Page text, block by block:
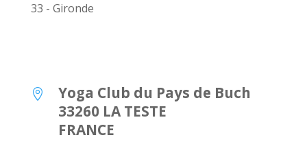
33 - Gironde

Yoga Club du Pays de Buch
33260 LA TESTE
FRANCE